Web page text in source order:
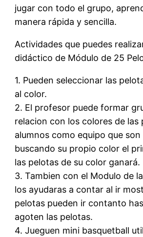
jugar con todo el grupo,
manera rápida y sencilla.
Actividades que puedes
didáctico de Módulo de 25
1. Pueden seleccionar las
al color.
2. El profesor puede formar
relacion con los colores de las
alumnos como equipo que
buscando su propio color el
las pelotas de su color ganará.
3. Tambien con el Modulo de
los ayudaras a contar al ir
pelotas pueden ir contanto
agoten las pelotas.
4. Jueguen mini basquetball